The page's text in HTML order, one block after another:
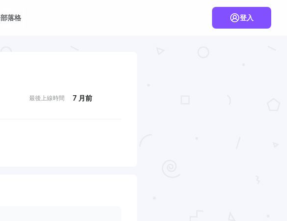
部落格 登入
最後上線時間 7 月前